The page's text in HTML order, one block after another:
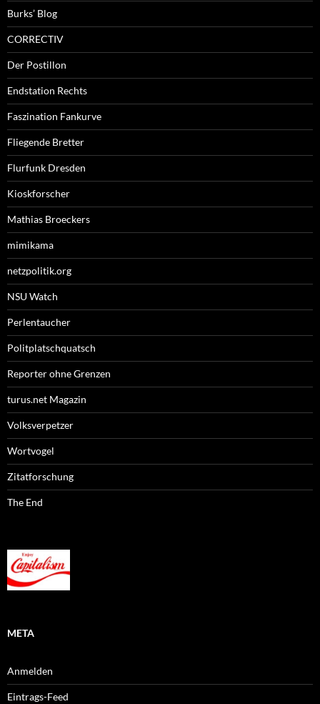
Burks’ Blog
CORRECTIV
Der Postillon
Endstation Rechts
Faszination Fankurve
Fliegende Bretter
Flurfunk Dresden
Kioskforscher
Mathias Broeckers
mimikama
netzpolitik.org
NSU Watch
Perlentaucher
Politplatschquatsch
Reporter ohne Grenzen
turus.net Magazin
Volksverpetzer
Wortvogel
Zitatforschung
The End
META
Anmelden
Eintrags-Feed